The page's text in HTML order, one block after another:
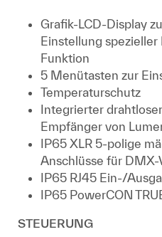
Grafik-LCD-Display
Einstellung
Funktion
5 Menütasten zur
Temperaturschutz
Integrierter
Empfänger von
IP65 XLR 5-polige
Anschlüsse für DMX-
IP65 RJ45 Ein-/
IP65 PowerCON
STEUERUNG